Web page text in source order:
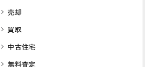
売却
買取
中古住宅
無料査定